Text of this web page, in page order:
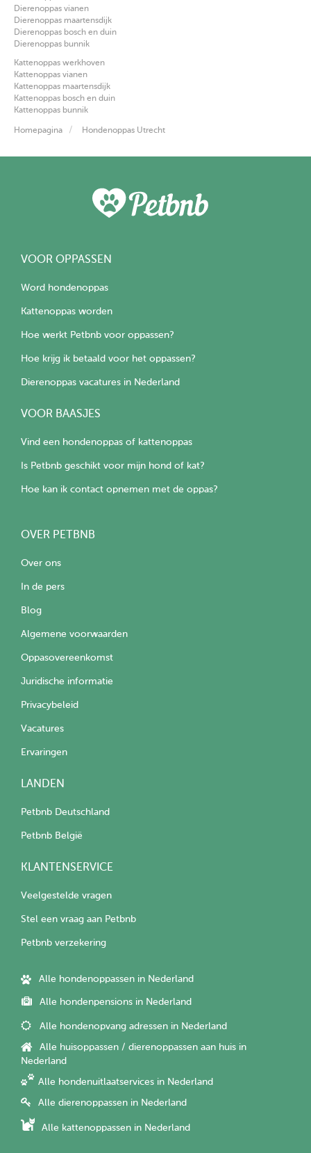
Dierenoppas vianen
Dierenoppas maartensdijk
Dierenoppas bosch en duin
Dierenoppas bunnik
Kattenoppas werkhoven
Kattenoppas vianen
Kattenoppas maartensdijk
Kattenoppas bosch en duin
Kattenoppas bunnik
Homepagina Hondenoppas Utrecht
VOOR OPPASSEN
Word hondenoppas
Kattenoppas worden
Hoe werkt Petbnb voor oppassen?
Hoe krijg ik betaald voor het oppassen?
Dierenoppas vacatures in Nederland
VOOR BAASJES
Vind een hondenoppas of kattenoppas
Is Petbnb geschikt voor mijn hond of kat?
Hoe kan ik contact opnemen met de oppas?
OVER PETBNB
Over ons
In de pers
Blog
Algemene voorwaarden
Oppasovereenkomst
Juridische informatie
Privacybeleid
Vacatures
Ervaringen
LANDEN
Petbnb Deutschland
Petbnb België
KLANTENSERVICE
Veelgestelde vragen
Stel een vraag aan Petbnb
Petbnb verzekering
Alle hondenoppassen in Nederland
Alle hondenpensions in Nederland
Alle hondenopvang adressen in Nederland
Alle huisoppassen / dierenoppassen aan huis in
Nederland
Alle hondenuitlaatservices in Nederland
Alle dierenoppassen in Nederland
Alle kattenoppassen in Nederland